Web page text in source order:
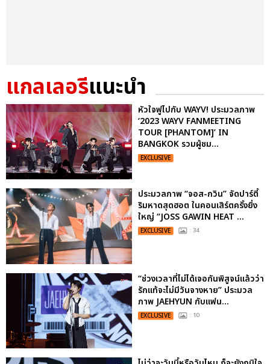
แกลเลอรีแนะนำ
หัวใจฟูไปกับ WAYV! ประมวลภาพ
‘2023 WAYV FANMEETING
TOUR [PHANTOM]’ IN
BANGKOK รวมผู้ชม...
EXCLUSIVE
ประมวลภาพ “จอส-กวิน” จัดปาร์ตี้
ริมหาดสุดฮอต ในคอนเสิร์ตครั้งยิ่ง
ใหญ่ “JOSS GAWIN HEAT ...
EXCLUSIVE : 34
“ช่วงเวลาที่ไม่ได้เจอกันพิสูจน์แล้วว่า
รักแท้จะไม่มีวันจางหาย” ประมวล
ภาพ JAEHYUN กับแฟน...
EXCLUSIVE : 10